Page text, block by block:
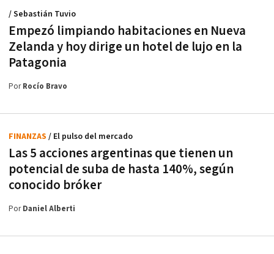
Empezó limpiando habitaciones en Nueva
Zelanda y hoy dirige un hotel de lujo en la
Patagonia
/ Sebastián Tuvio
PorRocío Bravo
Las 5 acciones argentinas que tienen un
potencial de suba de hasta 140%, según
conocido bróker
FINANZAS / El pulso del mercado
PorDaniel Alberti